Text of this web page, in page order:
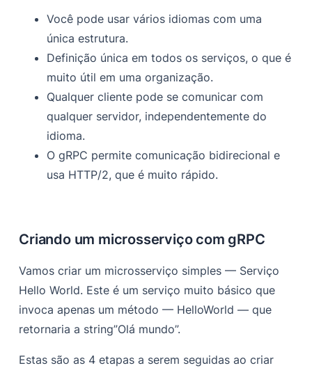
Você pode usar vários idiomas com uma
única estrutura.
Definição única em todos os serviços, o que é
muito útil em uma organização.
Qualquer cliente pode se comunicar com
qualquer servidor, independentemente do
idioma.
O gRPC permite comunicação bidirecional e
usa HTTP/2, que é muito rápido.
Criando um microsserviço com gRPC
Vamos criar um microsserviço simples — Serviço
Hello World. Este é um serviço muito básico que
invoca apenas um método — HelloWorld — que
retornaria a string”Olá mundo”.
Estas são as 4 etapas a serem seguidas ao criar